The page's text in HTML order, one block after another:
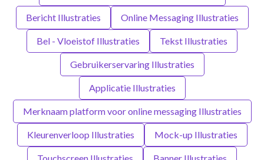
Bericht Illustraties Online Messaging Illustraties
Bel - Vloeistof Illustraties Tekst Illustraties
Gebruikerservaring Illustraties
Applicatie Illustraties
Merknaam platform voor online messaging Illustraties
Kleurenverloop Illustraties Mock-up Illustraties